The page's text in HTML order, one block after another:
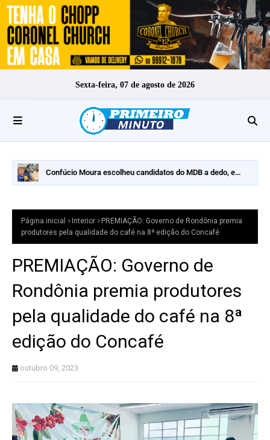
Sexta-feira, 07 de agosto de 2026
Confúcio Moura escolheu candidatos do MDB a dedo, e
Página inicial Interior
PREMIAÇÃO: Governo de Rondônia premia
produtores pela qualidade do café na 8ª edição do Concafé
PREMIAÇÃO: Governo de
Rondônia premia produtores
pela qualidade do café na 8ª
edição do Concafé
outubro 09, 2023